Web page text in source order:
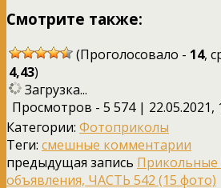
Смотрите также:
(Проголосовало - 14,
4,43)
Загрузка...
Просмотров - 5 574 | 22.05.2021,
Категории: Фотоприколы
Теги: смешные комментарии
предыдущая запись Прикольные
объявления, ЧАСТЬ 542 (15 фото)